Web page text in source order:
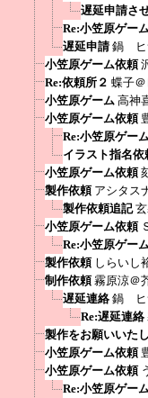
遅延申請さ
Re:小笠原ゲー
遅延申請 鍋 ヒ
小笠原ゲーム依頼
Re:依頼所２ 蝶子
小笠原ゲーム 高神
小笠原ゲーム依頼
Re:小笠原ゲー
イラスト指名
小笠原ゲーム依頼
製作依頼 アシタス
製作依頼追記
小笠原ゲーム依頼
Re:小笠原ゲー
製作依頼 しらいし
制作依頼 霧原涼＠
遅延連絡 鍋 ヒ
Re:遅延連絡
製作をお願いいた
小笠原ゲーム依頼
小笠原ゲーム依頼
Re:小笠原ゲー